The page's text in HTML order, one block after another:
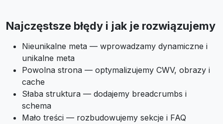
Najczęstsze błędy i jak je rozwiązujemy
Nieunikalne meta — wprowadzamy dynamiczne i
unikalne meta
Powolna strona — optymalizujemy CWV, obrazy i
cache
Słaba struktura — dodajemy breadcrumbs i
schema
Mało treści — rozbudowujemy sekcje i FAQ